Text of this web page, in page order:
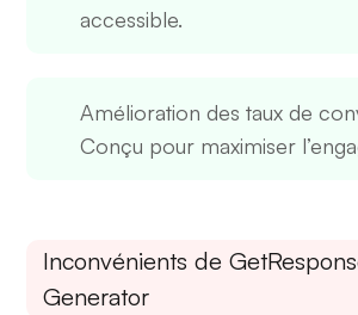
accessible.
Amélioration des taux de
Conçu pour maximiser
Inconvénients de
Generator